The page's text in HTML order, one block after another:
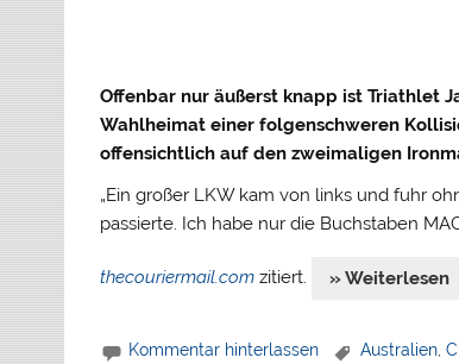
Offenbar nur äußerst knapp ist Triathlet
Wahlheimat einer folgenschweren
offensichtlich auf den zweimaligen
„Ein großer LKW kam von links und fuhr
passierte. Ich habe nur die Buchstaben
thecouriermail.com zitiert. » Weiterlesen
Kommentar hinterlassen Australien,